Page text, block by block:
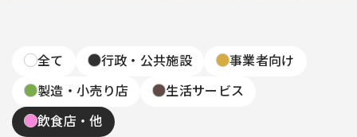
全て 行政・公共施設
事業者向け
製造・小売り店
生活サービス
飲食店・他